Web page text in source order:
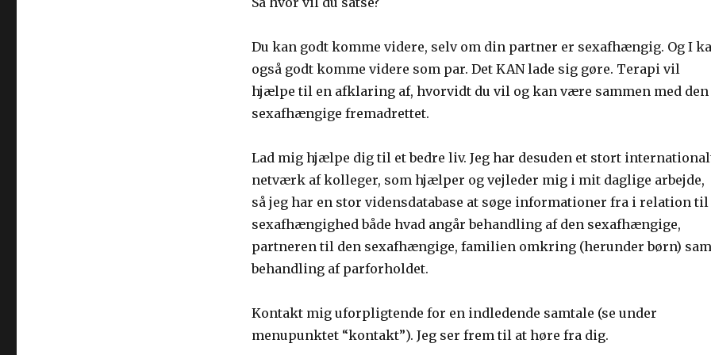
Du kan godt komme videre, selv om din partner er sexafhængig. Og I
også godt komme videre som par. Det KAN lade sig gøre. Terapi vil
hjælpe til en afklaring af, hvorvidt du vil og kan være sammen med den
sexafhængige fremadrettet.
Lad mig hjælpe dig til et bedre liv. Jeg har desuden et stort
netværk af kolleger, som hjælper og vejleder mig i mit daglige arbejde,
så jeg har en stor vidensdatabase at søge informationer fra i relation til
sexafhængighed både hvad angår behandling af den sexafhængige,
partneren til den sexafhængige, familien omkring (herunder børn)
behandling af parforholdet.
Kontakt mig uforpligtende for en indledende samtale (se under
menupunktet “kontakt”). Jeg ser frem til at høre fra dig.